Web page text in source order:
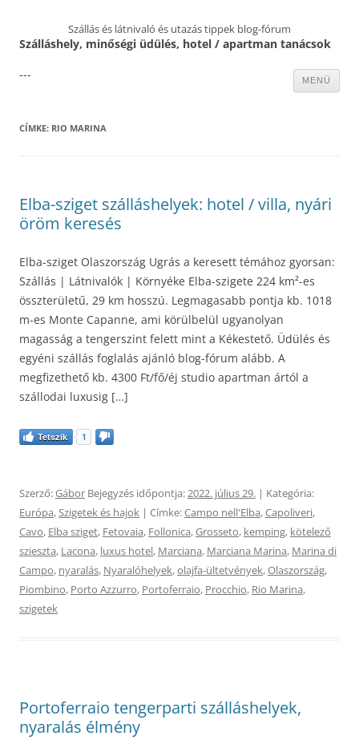
Szállás és látnivaló és utazás tippek blog-fórum
Szálláshely, minőségi üdülés, hotel / apartman tanácsok
MENÜ
---
CÍMKE: RIO MARINA
Elba-sziget szálláshelyek: hotel / villa, nyári
öröm keresés
Elba-sziget Olaszország Ugrás a keresett témához gyorsan:
Szállás | Látnivalók | Környéke Elba-szigete 224 km²-es
összterületű, 29 km hosszú. Legmagasabb pontja kb. 1018
m-es Monte Capanne, ami körülbelül ugyanolyan
magasság a tengerszint felett mint a Kékestető. Üdülés és
egyéni szállás foglalás ajánló blog-fórum alább. A
megfizethető kb. 4300 Ft/fő/éj studio apartman ártól a
szállodai luxusig […]
Tetszik 1
Szerző:Gábor Bejegyzés időpontja:2022. július 29. | Kategória:
Európa,Szigetek és hajok | Címke:Campo nell'Elba,Capoliveri,
Cavo, Elba sziget, Fetovaia, Follonica,Grosseto, kemping, kötelező
szieszta, Lacona, luxus hotel, Marciana, Marciana Marina, Marina di
Campo, nyaralás, Nyaralóhelyek,olajfa-ültetvények,Olaszország,
Piombino, Porto Azzurro, Portoferraio, Procchio, Rio Marina,
szigetek
Portoferraio tengerparti szálláshelyek,
nyaralás élmény